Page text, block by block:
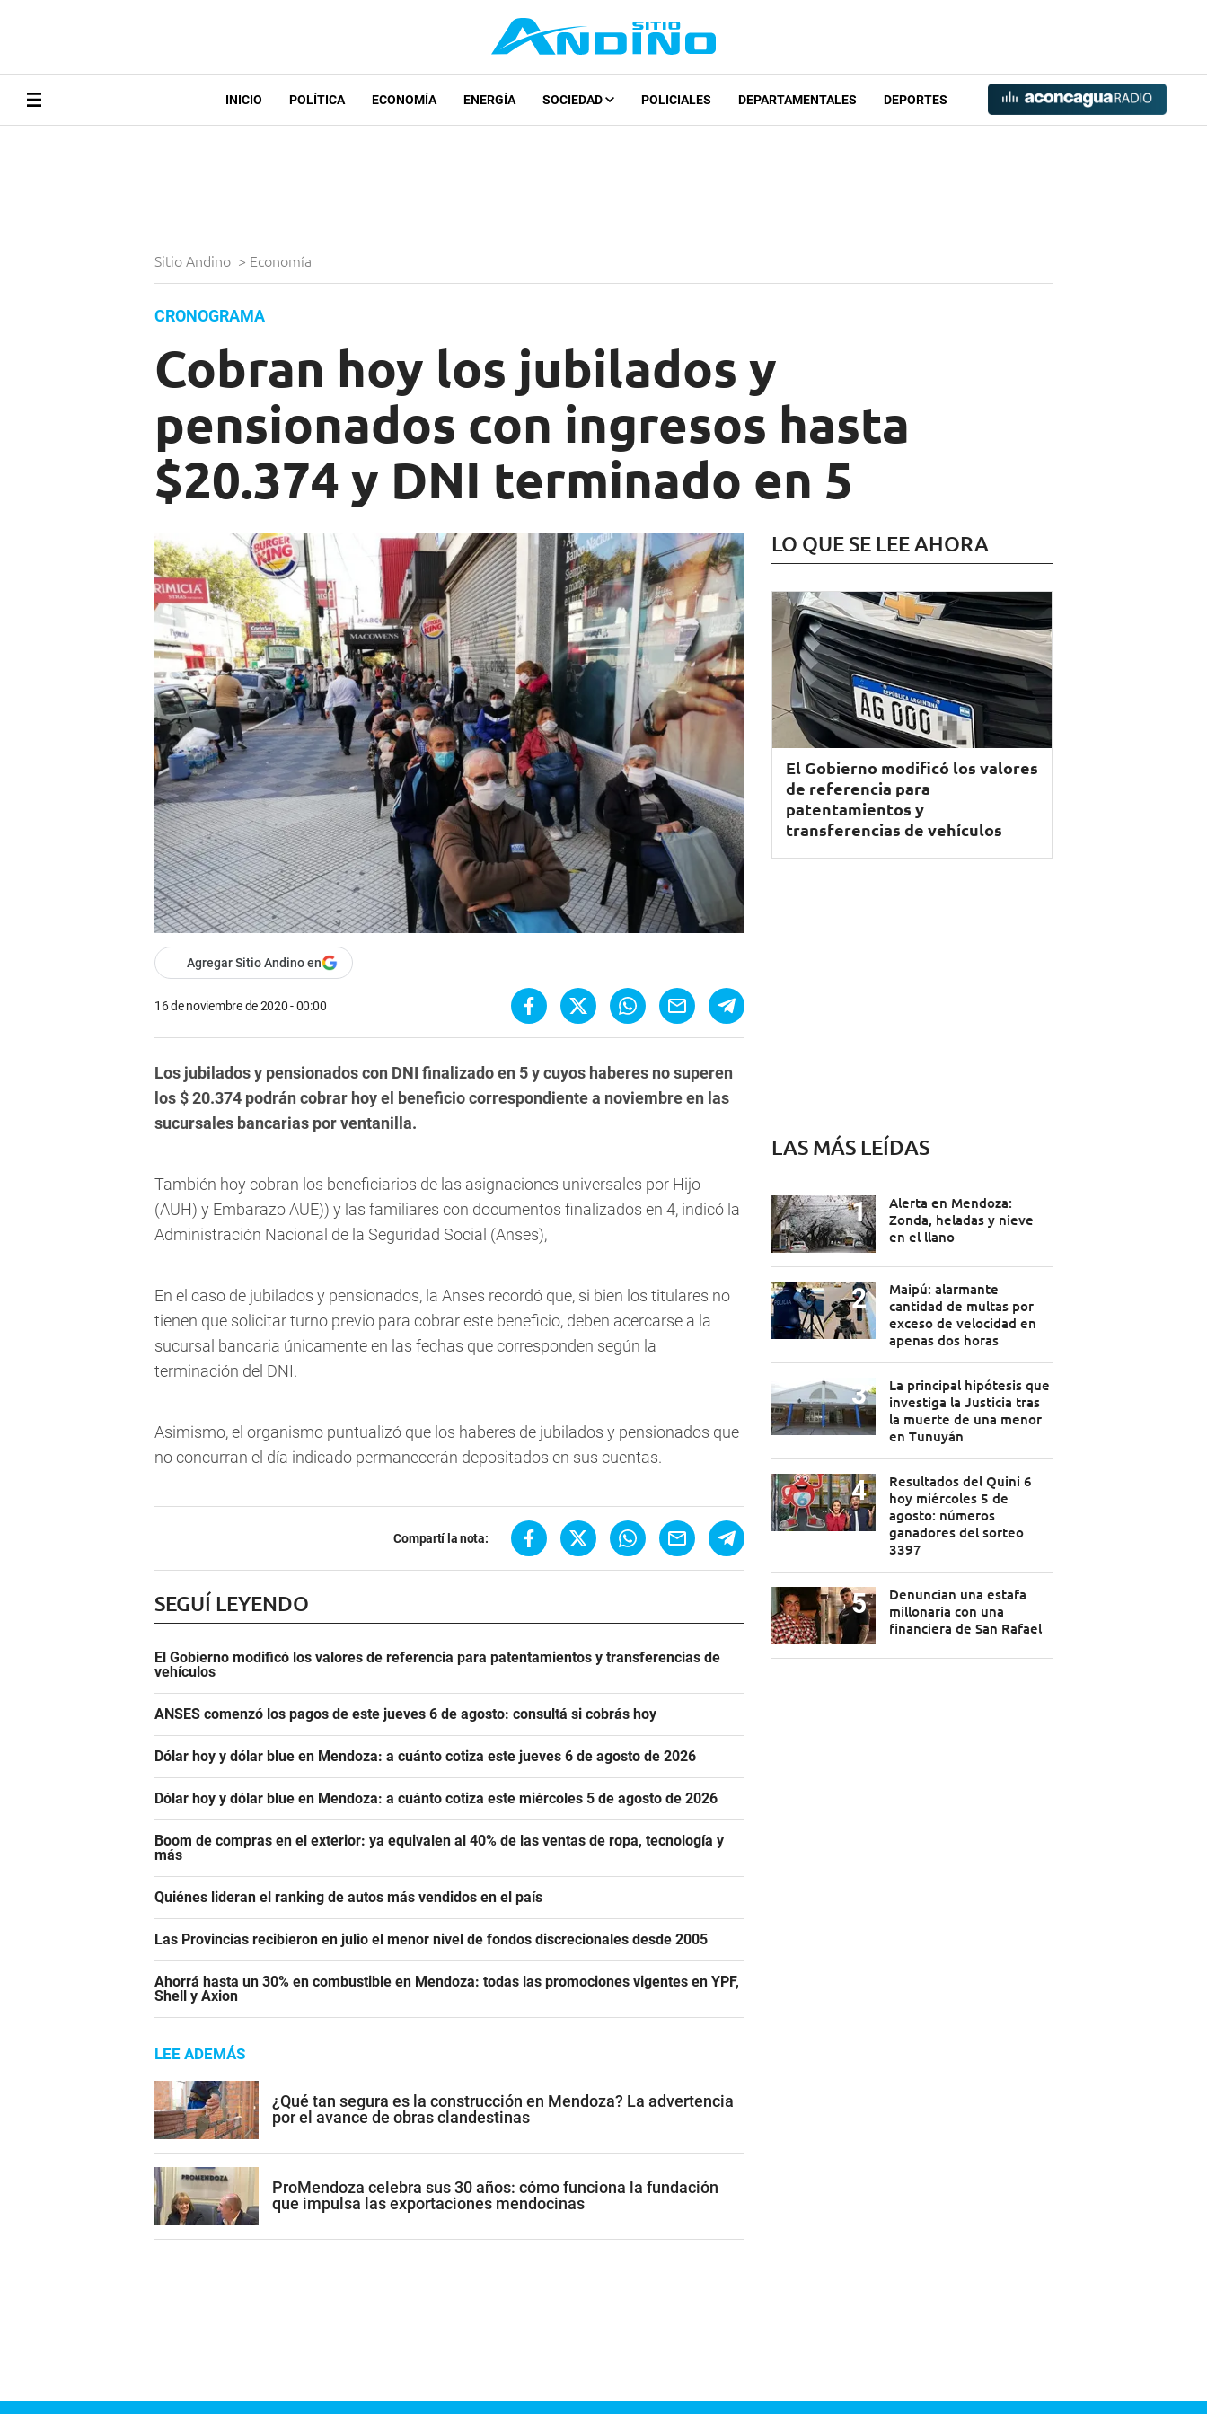
INICIO POLÍTICA ECONOMÍA ENERGÍA SOCIEDAD POLICIALES DEPARTAMENTALES DEPORTES
Sitio Andino > Economía
CRONOGRAMA
Cobran hoy los jubilados y
pensionados con ingresos hasta
$20.374 y DNI terminado en 5
Agregar Sitio Andino en
16 de noviembre de 2020 - 00:00
Los jubilados y pensionados con DNI finalizado en 5 y cuyos haberes no superen
los $ 20.374 podrán cobrar hoy el beneficio correspondiente a noviembre en las
sucursales bancarias por ventanilla.
También hoy cobran los beneficiarios de las asignaciones universales por Hijo
(AUH) y Embarazo AUE)) y las familiares con documentos finalizados en 4, indicó la
Administración Nacional de la Seguridad Social (Anses),
En el caso de jubilados y pensionados, la Anses recordó que, si bien los titulares no
tienen que solicitar turno previo para cobrar este beneficio, deben acercarse a la
sucursal bancaria únicamente en las fechas que corresponden según la
terminación del DNI.
Asimismo, el organismo puntualizó que los haberes de jubilados y pensionados que
no concurran el día indicado permanecerán depositados en sus cuentas.
Compartí la nota:
SEGUÍ LEYENDO
El Gobierno modificó los valores de referencia para patentamientos y transferencias de
vehículos
ANSES comenzó los pagos de este jueves 6 de agosto: consultá si cobrás hoy
Dólar hoy y dólar blue en Mendoza: a cuánto cotiza este jueves 6 de agosto de 2026
Dólar hoy y dólar blue en Mendoza: a cuánto cotiza este miércoles 5 de agosto de 2026
Boom de compras en el exterior: ya equivalen al 40% de las ventas de ropa, tecnología y
más
Quiénes lideran el ranking de autos más vendidos en el país
Las Provincias recibieron en julio el menor nivel de fondos discrecionales desde 2005
Ahorrá hasta un 30% en combustible en Mendoza: todas las promociones vigentes en YPF,
Shell y Axion
LEE ADEMÁS
¿Qué tan segura es la construcción en Mendoza? La advertencia
por el avance de obras clandestinas
ProMendoza celebra sus 30 años: cómo funciona la fundación
que impulsa las exportaciones mendocinas
LO QUE SE LEE AHORA
El Gobierno modificó los valores
de referencia para
patentamientos y
transferencias de vehículos
LAS MÁS LEÍDAS
Alerta en Mendoza:
Zonda, heladas y nieve
en el llano
Maipú: alarmante
cantidad de multas por
exceso de velocidad en
apenas dos horas
La principal hipótesis que
investiga la Justicia tras
la muerte de una menor
en Tunuyán
Resultados del Quini 6
hoy miércoles 5 de
agosto: números
ganadores del sorteo
3397
Denuncian una estafa
millonaria con una
financiera de San Rafael